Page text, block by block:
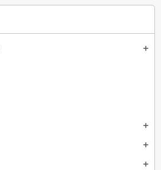
add
add
add
add